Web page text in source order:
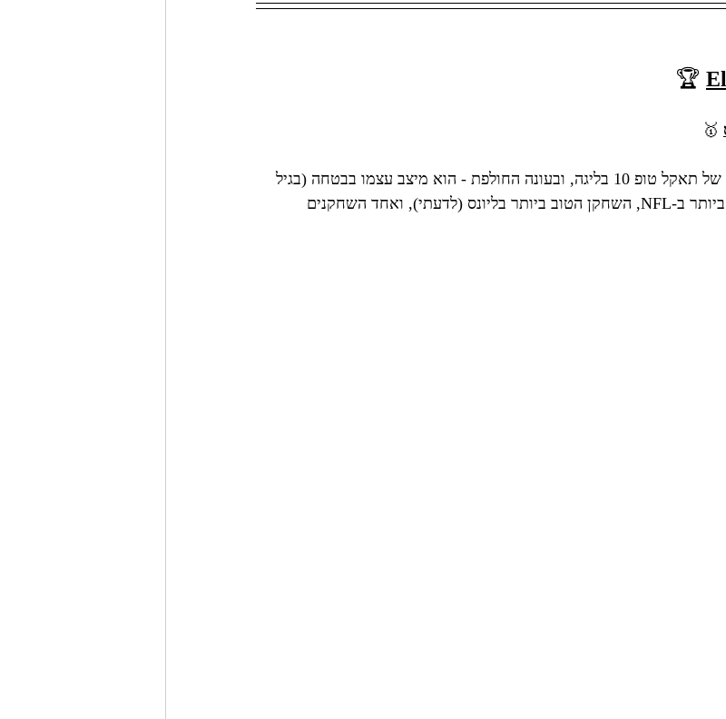
🏆
🥇
סוול נכנס לעונת 2023 בסטאטוס של תאקל טופ 10 בליגה, ובעונה החולפת - הוא מיצב עצמו בבטחה (בגיל
23 בלבד) כאופנסיב תאקל הטוב ביותר ב-NFL, השחקן הטוב ביותר בליונס (לדעתי), ואחד השחקנים